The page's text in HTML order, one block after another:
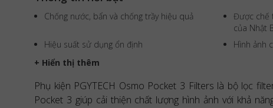
Chống nước, bẩn và chống trầy hiệu quả
Được chế
của Nhật
Hiệu suất sử dụng ổn định
Hình ảnh
+ Hiển thị thêm
Phụ kiện PGYTECH Osmo Pocket 3 Filters là bộ lọc
Pocket 3 giúp cải thiện chất lượng hình ảnh với khả